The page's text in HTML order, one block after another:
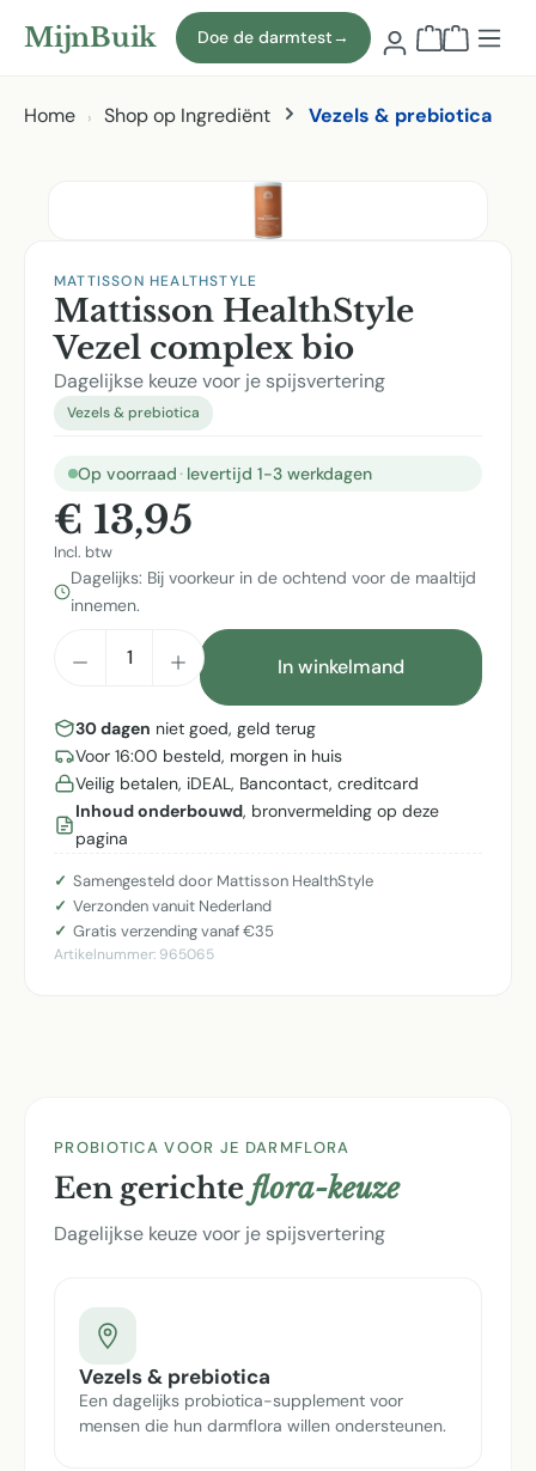
Naar hoofdinhoud
MijnBuik Doe de darmtest→
Home Shop op Ingrediënt Vezels & prebiotica
MATTISSON HEALTHSTYLE
Mattisson HealthStyle
Vezel complex bio
Dagelijkse keuze voor je spijsvertering
Vezels & prebiotica
Op voorraad · levertijd 1-3 werkdagen
€ 13,95
Incl. btw
Dagelijks: Bij voorkeur in de ochtend voor de maaltijd
innemen.
Producthoeveelheid: Voer de
In winkelmand
30 dagen niet goed, geld terug
Voor 16:00 besteld, morgen in huis
Veilig betalen, iDEAL, Bancontact, creditcard
Inhoud onderbouwd, bronvermelding op deze
pagina
Samengesteld door Mattisson HealthStyle
Verzonden vanuit Nederland
Gratis verzending vanaf €35
Artikelnummer: 965065
PROBIOTICA VOOR JE DARMFLORA
Een gerichte flora-keuze
Dagelijkse keuze voor je spijsvertering
Vezels & prebiotica
Een dagelijks probiotica-supplement voor
mensen die hun darmflora willen ondersteunen.